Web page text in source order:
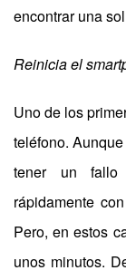
encontrar una
Reinicia el
Uno de los
teléfono.
tener un fallo
rápidamente
Pero, en estos
unos minutos.